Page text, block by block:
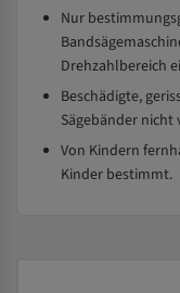
Nur
Drehzahlbereich
Beschädigte,
Sägebänder nicht
Von Kindern
Kinder bestimmt.